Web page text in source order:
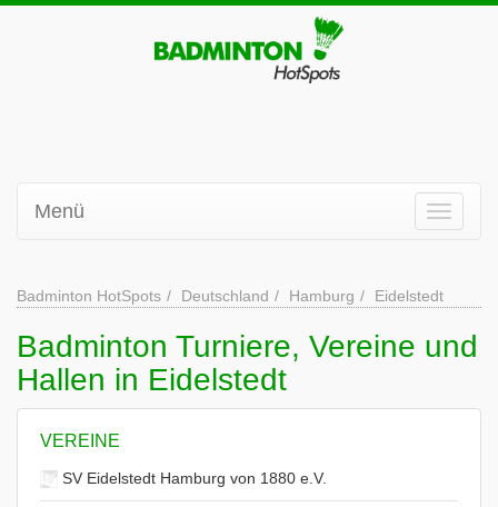
Menü
Badminton HotSpots Deutschland Hamburg Eidelstedt
Badminton Turniere, Vereine und
Hallen in Eidelstedt
VEREINE
SV Eidelstedt Hamburg von 1880 e.V.